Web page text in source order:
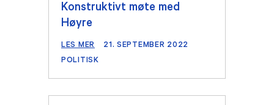
Konstruktivt møte med
Høyre
LES MER
21. SEPTEMBER 2022
POLITISK